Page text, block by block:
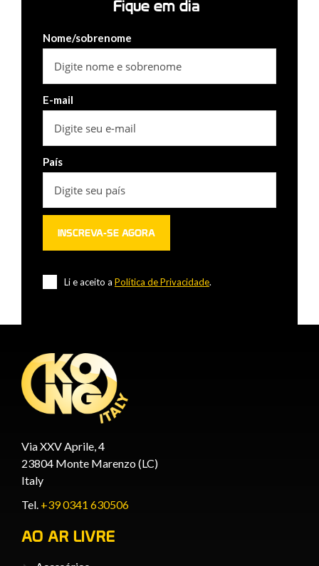
Fique em dia
Nome/sobrenome
E-mail
País
Li e aceito a Política de Privacidade.
Via XXV Aprile, 4
23804 Monte Marenzo (LC)
Italy
Tel. +39 0341 630506
AO AR LIVRE